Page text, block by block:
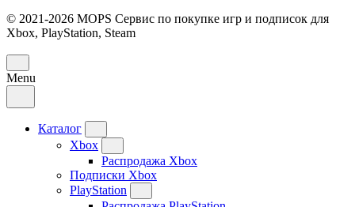
© 2021-2026 MOPS Сервис по покупке игр и подписок для
Xbox, PlayStation, Steam
Menu
Каталог
Xbox
Распродажа Xbox
Подписки Xbox
PlayStation